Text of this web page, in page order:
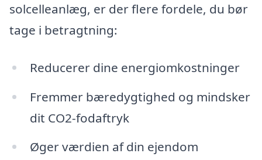
solcelleanlæg, er der flere fordele, du bør
tage i betragtning:
Reducerer dine energiomkostninger
Fremmer bæredygtighed og mindsker
dit CO2-fodaftryk
Øger værdien af din ejendom